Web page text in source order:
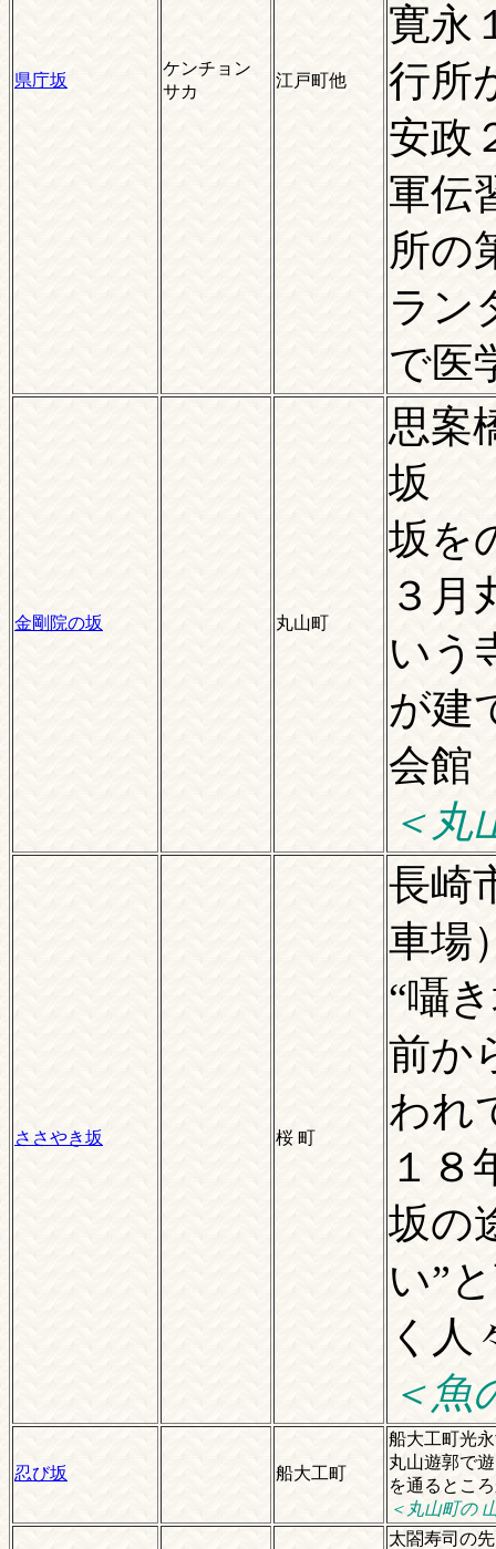
県庁坂
ケンチョン
サカ
江戸町他
寛永
行所
安政
軍伝
所の
ラン
で医
金剛院の坂 丸山町
思案
坂
坂を
３月
いう
が建
会館
＜丸
ささやき坂 桜 町
長崎
車場
“囁
前か
われ
１８
坂の
い”
く人
＜魚
忍び坂 船大工町
船大工町光
丸山遊郭で
を通るとこ
＜丸山町の
太閤寿司の